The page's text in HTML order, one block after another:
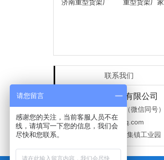
济南重型货架厂 重型货架厂家
联系我们
山东蕴达金属制品有限公司
电话：18963095832 （微信同号）
邮箱：425893602@qq.com
济南市商河县孙集镇工业园
请您留言
感谢您的关注，当前客服人员不在
线，请填写一下您的信息，我们会
尽快和您联系。